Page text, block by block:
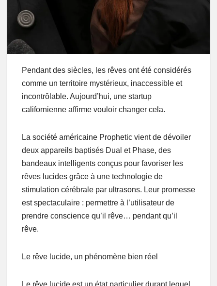
Pendant des siècles, les rêves ont été considérés
comme un territoire mystérieux, inaccessible et
incontrôlable. Aujourd’hui, une startup
californienne affirme vouloir changer cela.
La société américaine Prophetic vient de dévoiler
deux appareils baptisés Dual et Phase, des
bandeaux intelligents conçus pour favoriser les
rêves lucides grâce à une technologie de
stimulation cérébrale par ultrasons. Leur promesse
est spectaculaire : permettre à l’utilisateur de
prendre conscience qu’il rêve… pendant qu’il
rêve.
Le rêve lucide, un phénomène bien réel
Le rêve lucide est un état particulier durant lequel